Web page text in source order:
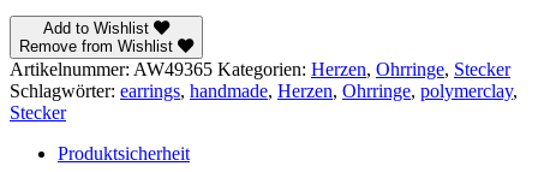
Add to Wishlist
Remove from Wishlist
Artikelnummer: AW49365 Kategorien: Herzen, Ohrringe, Stecker
Schlagwörter: earrings, handmade, Herzen, Ohrringe, polymerclay,
Stecker
Produktsicherheit